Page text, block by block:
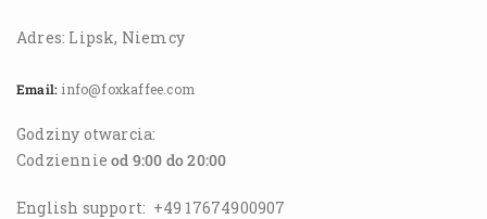
Adres: Lipsk, Niemcy
Email: info@foxkaffee.com
Godziny otwarcia:
Codziennieod 9:00 do 20:00
English support: +49 17674900907